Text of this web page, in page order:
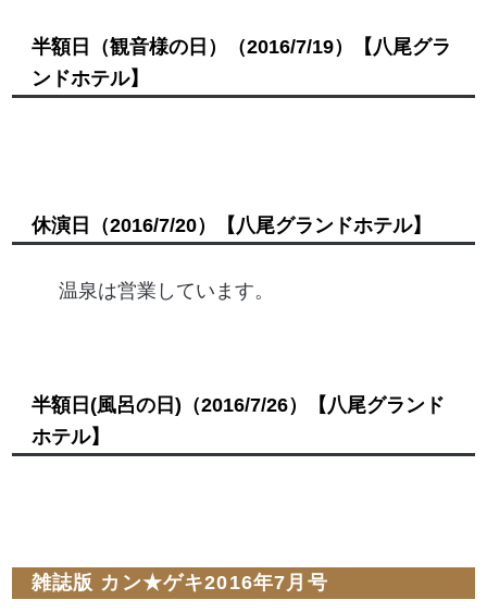
半額日（観音様の日） （2016/7/19）
【八尾グラ
ンドホテル】
休演日 （2016/7/20） 【八尾グランドホテル】
温泉は営業しています。
半額日(風呂の日) （2016/7/26）
【八尾グランド
ホテル】
雑誌版 カン★ゲキ2016年7月号